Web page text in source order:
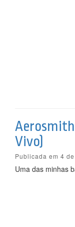
Vivo)
Publicada em 4
Uma das minhas